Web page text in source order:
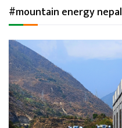
जलवायु
ऊर्जा
दक्षता
उहिलेकाे
खबर
#mountain energy nepal